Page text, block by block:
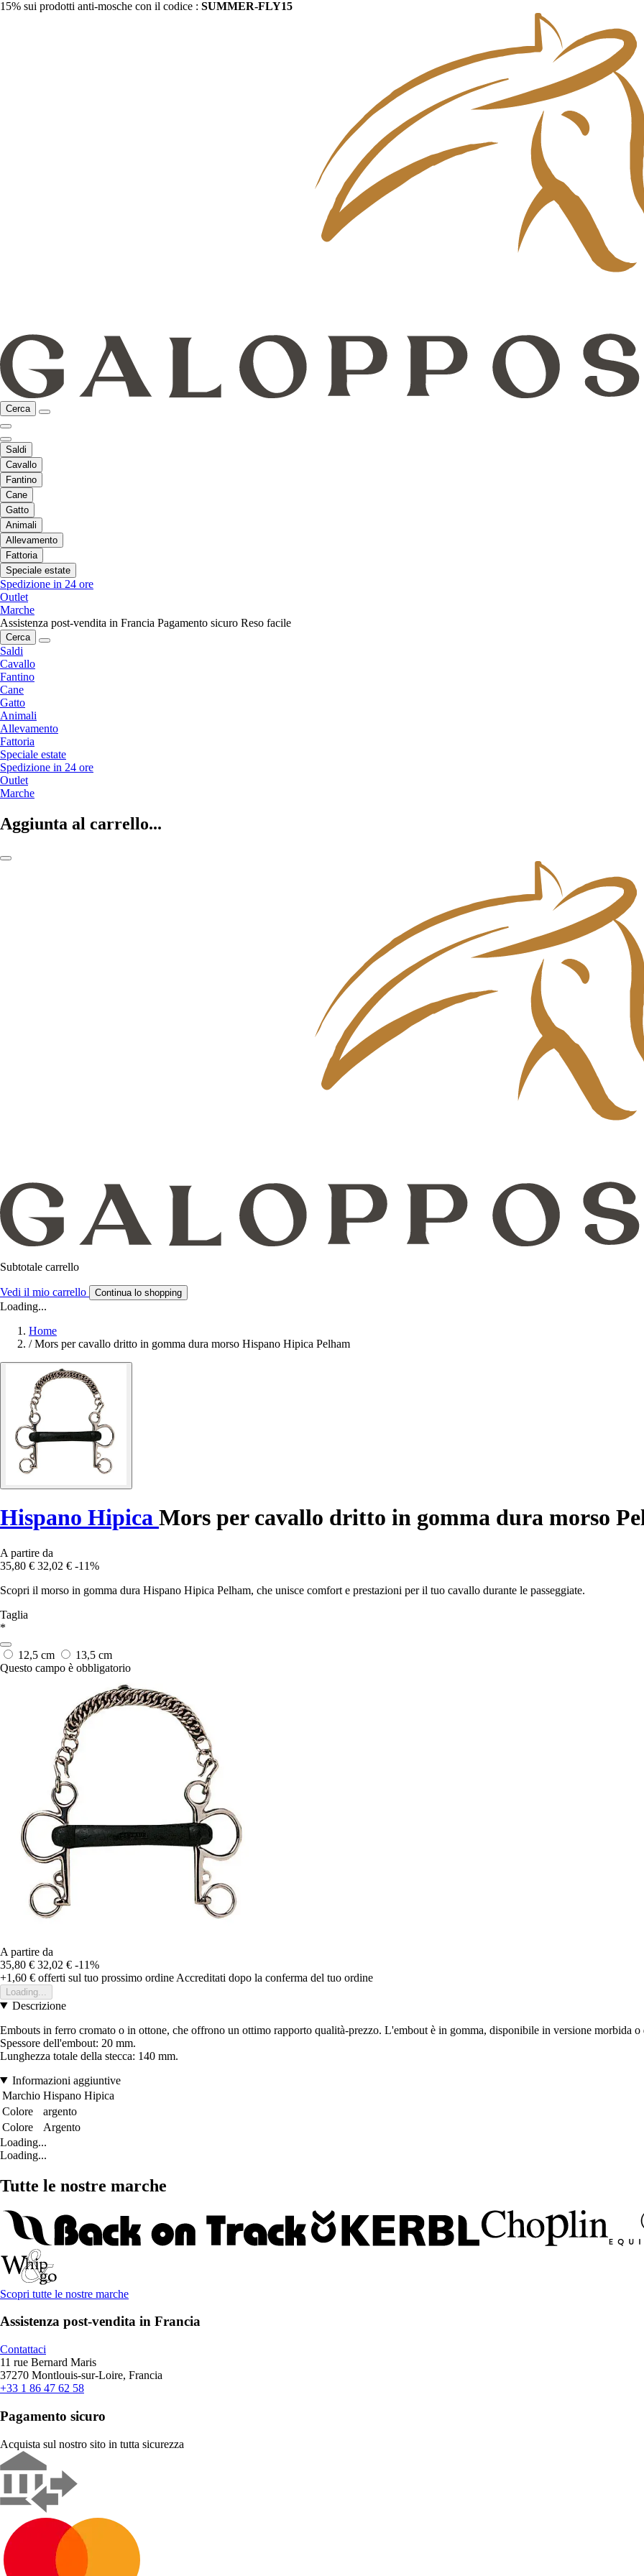
15% sui prodotti anti-mosche con il codice : SUMMER-FLY15
Cerca
Saldi
Cavallo
Fantino
Cane
Gatto
Animali
Allevamento
Fattoria
Speciale estate
Spedizione in 24 ore
Outlet
Marche
Assistenza post-vendita in Francia Pagamento sicuro Reso facile
Cerca
Saldi
Cavallo
Fantino
Cane
Gatto
Animali
Allevamento
Fattoria
Speciale estate
Spedizione in 24 ore
Outlet
Marche
Aggiunta al carrello...
Subtotale carrello
Vedi il mio carrello Continua lo shopping
Loading...
Home
/ Mors per cavallo dritto in gomma dura morso Hispano Hipica Pelham
Hispano Hipica Mors per cavallo dritto in gomma dura morso
A partire da
35,80 € 32,02 € -11%
Scopri il morso in gomma dura Hispano Hipica Pelham, che unisce comfort e prestazioni per il tuo cavallo durante le passeggiate.
Taglia
*
12,5 cm
13,5 cm
Questo campo è obbligatorio
A partire da
35,80 € 32,02 € -11%
+1,60 € offerti sul tuo prossimo ordine Accreditati dopo la conferma del tuo ordine
Loading...
Descrizione
Embouts in ferro cromato o in ottone, che offrono un ottimo rapporto qualità-prezzo. L'embout è in gomma, disponibile in versione morbida o
Spessore dell'embout: 20 mm.
Lunghezza totale della stecca: 140 mm.
Informazioni aggiuntive
Marchio Hispano Hipica
Colore
argento
Colore
Argento
Loading...
Loading...
Tutte le nostre marche
Scopri tutte le nostre marche
Assistenza post-vendita in Francia
Contattaci
11 rue Bernard Maris
37270 Montlouis-sur-Loire, Francia
+33 1 86 47 62 58
Pagamento sicuro
Acquista sul nostro sito in tutta sicurezza